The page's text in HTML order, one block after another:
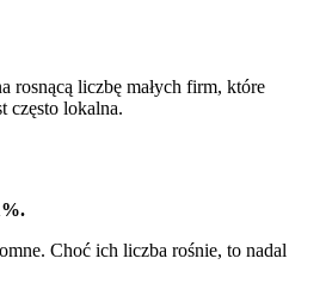
rosnącą liczbę małych firm, które
często lokalna.
Choć ich liczba rośnie, to nadal